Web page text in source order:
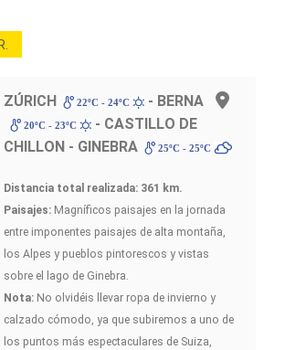
ZÚRICH 22ºC - 24ºC - BERNA
20ºC - 23ºC
- CASTILLO DE
CHILLON - GINEBRA
25ºC - 25ºC
Distancia total realizada: 361 km.
Paisajes: Magníficos paisajes en la jornada
entre imponentes paisajes de alta montaña,
los Alpes y pueblos pintorescos y vistas
sobre el lago de Ginebra.
Nota: No olvidéis llevar ropa de invierno y
calzado cómodo, ya que subiremos a uno de
los puntos más espectaculares de Suiza,